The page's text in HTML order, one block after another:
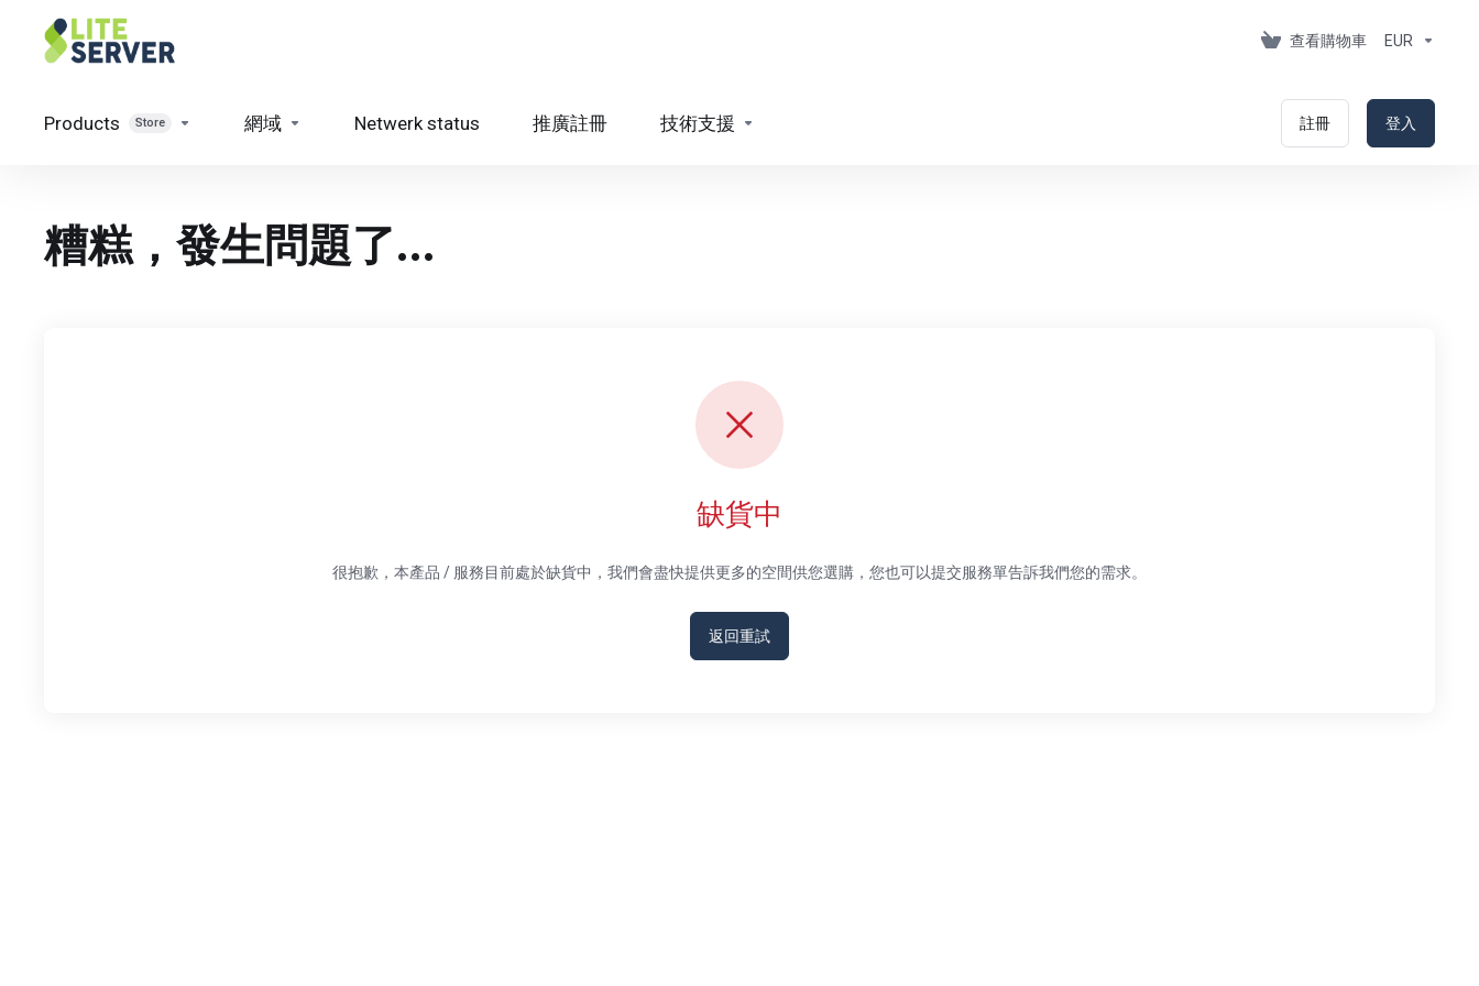
查看購物車 EUR
Products Store 網域 Netwerk status 推廣註冊 技術支援 註冊 登入
糟糕，發生問題了...
缺貨中
很抱歉，本產品 / 服務目前處於缺貨中，我們會盡快提供更多的空間供您選購，您也可以提交服務單告訴我們您的需求。
返回重試